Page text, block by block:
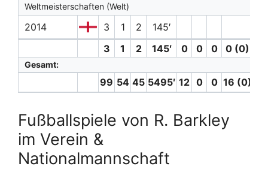
Weltmeisterschaften (Welt)
2014 3 1 2
145′
3
1 2 145′ 0 0 0 0 (0)
Gesamt:
99 54 45 5495′ 12 0 0 16 (0)
Fußballspiele von R. Barkley
im Verein &
Nationalmannschaft